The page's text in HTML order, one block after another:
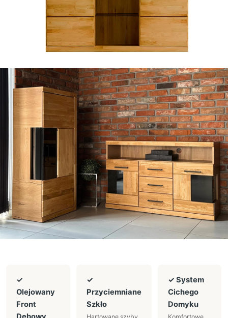
✓
Olejowany
Front
✓
Przyciemniane
Szkło
✓ System
Cichego
Domyku